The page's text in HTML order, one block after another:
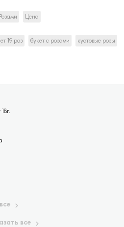
Цена
19 роз букет с розами кустовые розы
все